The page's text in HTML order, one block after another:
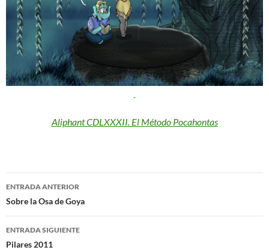
Aliphant CDLXXXII. El Método Pocahontas
Navegación
de
entradas
ENTRADA ANTERIOR
Sobre la Osa de Goya
ENTRADA SIGUIENTE
Pilares 2011